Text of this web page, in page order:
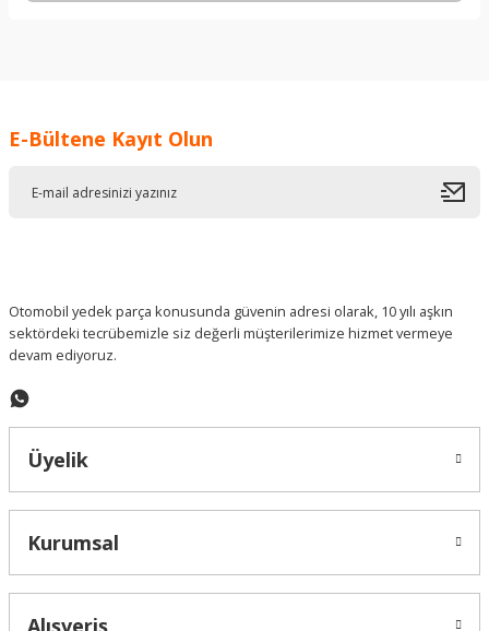
Ürün resmi kalitesiz, bozuk veya görüntülenemiyor.
E-Bültene Kayıt Olun
Otomobil yedek parça konusunda güvenin adresi olarak, 10 yılı aşkın
sektördeki tecrübemizle siz değerli müşterilerimize hizmet vermeye
devam ediyoruz.
Üyelik
Kurumsal
Alışveriş